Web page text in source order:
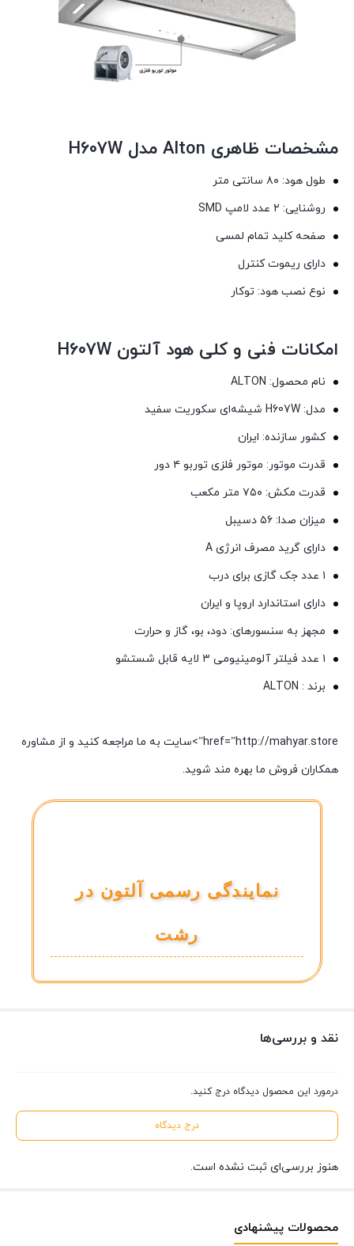
مشخصات ظاهری Alton مدل H607W
طول هود: ۸۰ سانتی متر
روشنایی: ۲ عدد لامپ SMD
صفحه کلید تمام لمسی
دارای ریموت کنترل
نوع نصب هود: توکار
امکانات فنی و کلی هود آلتون H607W
نام محصول: ALTON
مدل: H607W شیشه‌ای سکوریت سفید
کشور سازنده: ایران
قدرت موتور: موتور فلزی توربو ۴ دور
قدرت مکش: ۷۵۰ متر مکعب
میزان صدا: ۵۶ دسیبل
دارای گرید مصرف انرژی A
۱ عدد جک گازی برای درب
دارای استاندارد اروپا و ایران
مجهز به سنسورهای: دود، بو، گاز و حرارت
۱ عدد فیلتر آلومینیومی ۳ لایه قابل شستشو
برند : ALTON
href=”http://mahyar.store”>سایت به ما مراجعه کنید و از مشاوره
همکاران فروش ما بهره مند شوید.
نمایندگی رسمی آلتون در
رشت
نقد و بررسی‌ها
درمورد این محصول دیدگاه درج کنید.
درج دیدگاه
هنوز بررسی‌ای ثبت نشده است.
محصولات پیشنهادی